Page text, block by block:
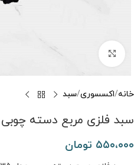
برای بزرگنمایی کلیک کنید
خانه اکسسوری سبد
سبد فلزی مربع دسته چوبی
۵۵۰،۰۰۰ تومان